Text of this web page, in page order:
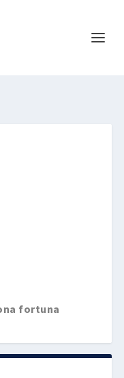
fortuna